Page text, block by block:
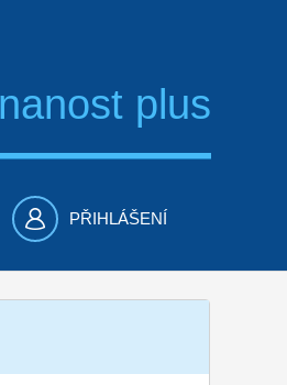
plus
PŘIHLÁŠENÍ